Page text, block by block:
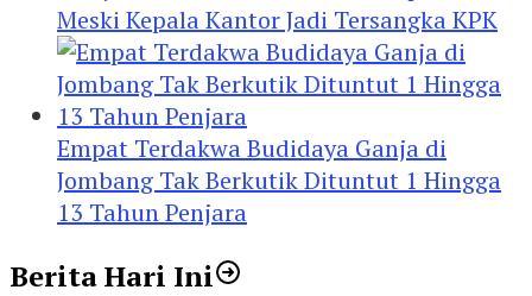
Meski Kepala Kantor Jadi Tersangka KPK
Empat Terdakwa Budidaya Ganja di
Jombang Tak Berkutik Dituntut 1 Hingga
13 Tahun Penjara
Berita Hari Ini